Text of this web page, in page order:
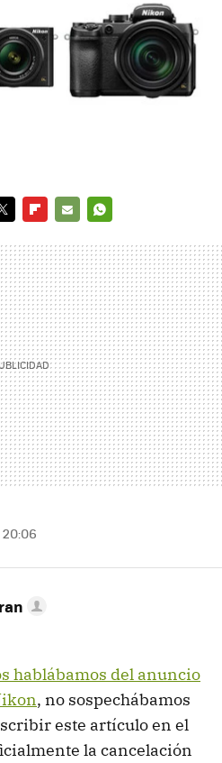
MAIL
20:06
hablábamos del anuncio
, no sospechábamos
este artículo en el
la cancelación